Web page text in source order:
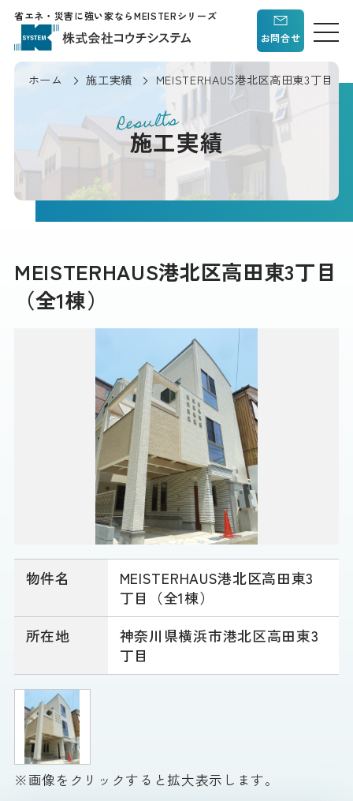
省エネ・災害に強い家ならMEISTERシリーズ
お問合せ
ホーム 施工実績 MEISTERHAUS港北区高田東3丁目（
Results
施工実績
MEISTERHAUS港北区高田東3丁目
（全1棟）
物件名
MEISTERHAUS港北区高田東3
丁目（全1棟）
所在地
神奈川県横浜市港北区高田東3
丁目
※画像をクリックすると拡大表示します。